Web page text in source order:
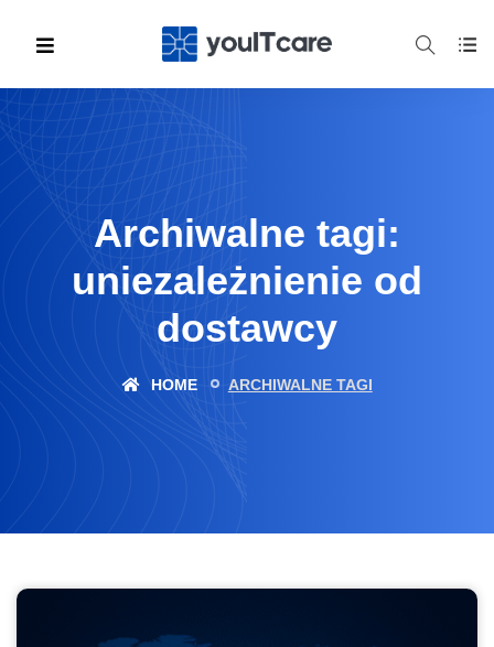
Archiwalne tagi:
uniezależnienie od
dostawcy
HOME ARCHIWALNE TAGI